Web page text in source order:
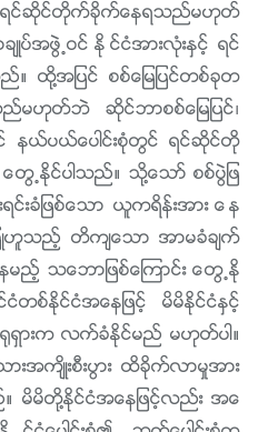
င္ဆိုင္တိုက္ခိုက္ေနရသည္မဟုတ္
ဖြဲ႕ဝင္ ႏိုင္ငံအားလုံးႏွင့္ ရင္
ထို႔အျပင္ စစ္ေျမျပင္တစ္ခုတ
ဟုတ္ဘဲ ဆိုင္ဘာစစ္ေျမျပင္၊
ဝင္ နယ္ပယ္ေပါင္းစုံတြင္ ရင္ဆိုင္တို
တြ႕ႏိုင္ပါသည္။ သို႔ေသာ္ စစ္ပြဲျဖ
ရင္းခံျဖစ္ေသာ ယူကရိန္းအား ေန
ျပဳဟူသည့္ တိက်ေသာ အာမခံခ်က္
မည့္ သေဘာျဖစ္ေၾကာင္း ေတြ႕ႏို
ငံတစ္ႏိုင္ငံအေနျဖင့္ မိမိႏိုင္ငံႏွင့္
ရွားက လက္ခံႏိုင္မည္ မဟုတ္ပါ။
အက်ိဳးစီးပြား ထိခိုက္လာမႈအား
မိမိတို႔ႏိုင္ငံအေနျဖင့္လည္း အေ